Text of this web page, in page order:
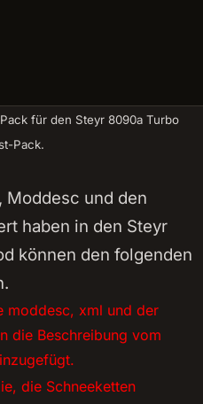
für den Steyr 8090a Turbo
Pack.
Moddesc und den
haben in den Steyr
können den folgenden
moddesc, xml und der
die Beschreibung vom
die Schneeketten